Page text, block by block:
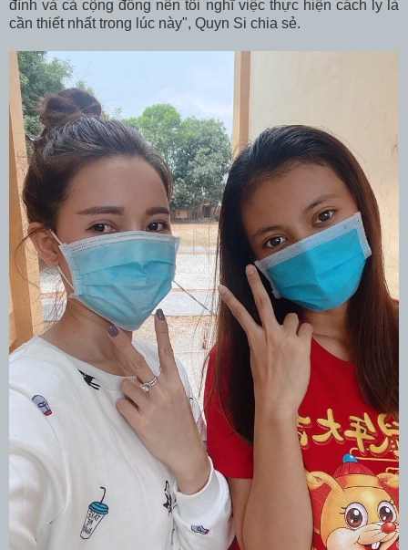
đình và cả cộng đồng nên tôi nghĩ việc thực hiện cách ly là
cần thiết nhất trong lúc này", Quyn Si chia sẻ.